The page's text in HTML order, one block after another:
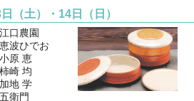
（土）・14日（日）
江口農園
恵波ひでお
小原 恵
柿崎 均
加地 学
五衛門